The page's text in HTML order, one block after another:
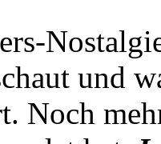
und
Noch